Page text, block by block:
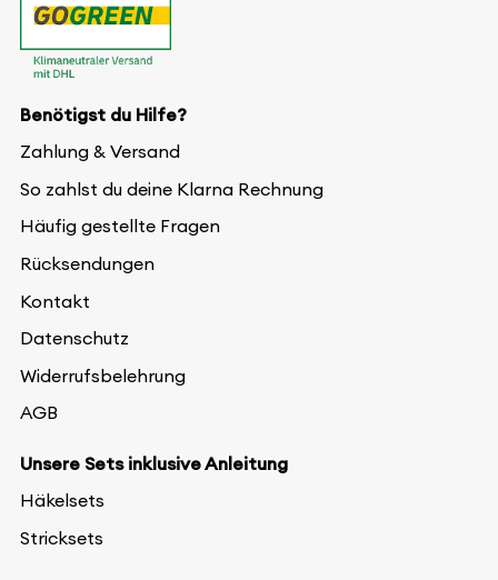
Benötigst du Hilfe?
Zahlung & Versand
So zahlst du deine Klarna Rechnung
Häufig gestellte Fragen
Rücksendungen
Kontakt
Datenschutz
Widerrufsbelehrung
AGB
Unsere Sets inklusive Anleitung
Häkelsets
Stricksets